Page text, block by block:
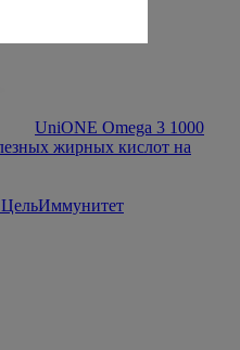
UniONE Omega 3 1000
жирных кислот на
ЦельИммунитет